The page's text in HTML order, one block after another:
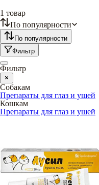
1 товар
По популярности
По популярности
Фильтр
Фильтр
Собакам
Препараты для глаз и ушей
Кошкам
Препараты для глаз и ушей